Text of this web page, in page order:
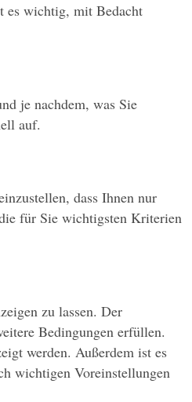
es wichtig, mit Bedacht
je nachdem, was Sie
auf.
dass Ihnen nur
für Sie wichtigsten Kriterien
zu lassen. Der
Bedingungen erfüllen.
werden. Außerdem ist es
wichtigen Voreinstellungen